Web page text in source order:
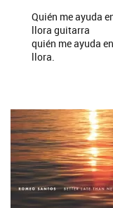
Quién me ayuda
llora guitarra
quién me ayuda
llora.